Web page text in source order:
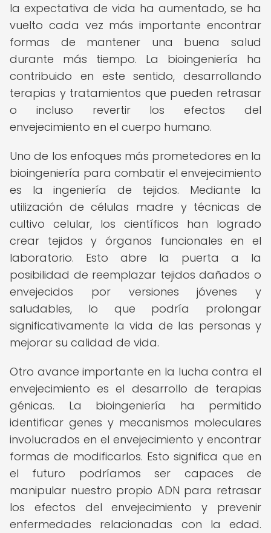
la expectativa de vida ha aumentado, se ha
vuelto cada vez más importante encontrar
formas de mantener una buena salud
durante más tiempo. La bioingeniería ha
contribuido en este sentido, desarrollando
terapias y tratamientos que pueden retrasar
o incluso revertir los efectos del
envejecimiento en el cuerpo humano.
Uno de los enfoques más prometedores en la
bioingeniería para combatir el envejecimiento
es la ingeniería de tejidos. Mediante la
utilización de células madre y técnicas de
cultivo celular, los científicos han logrado
crear tejidos y órganos funcionales en el
laboratorio. Esto abre la puerta a la
posibilidad de reemplazar tejidos dañados o
envejecidos por versiones jóvenes y
saludables, lo que podría prolongar
significativamente la vida de las personas y
mejorar su calidad de vida.
Otro avance importante en la lucha contra el
envejecimiento es el desarrollo de terapias
génicas. La bioingeniería ha permitido
identificar genes y mecanismos moleculares
involucrados en el envejecimiento y encontrar
formas de modificarlos. Esto significa que en
el futuro podríamos ser capaces de
manipular nuestro propio ADN para retrasar
los efectos del envejecimiento y prevenir
enfermedades relacionadas con la edad.